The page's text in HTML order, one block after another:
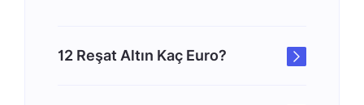
12 Reşat Altın Kaç Euro?